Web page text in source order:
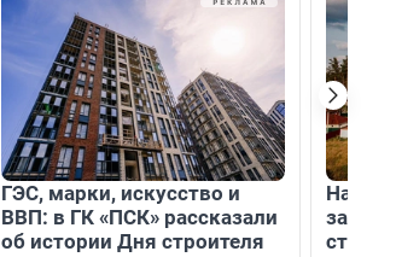
ГЭС, марки, искусство и
ВВП: в ГК «ПСК» рассказали
об истории Дня строителя
На